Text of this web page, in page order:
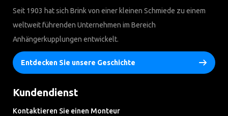
Seit 1903 hat sich Brink von einer kleinen Schmiede zu einem
weltweit führenden Unternehmen im Bereich
Anhängerkupplungen entwickelt.
Entdecken Sie unsere Geschichte
Kundendienst
Kontaktieren Sie einen Monteur